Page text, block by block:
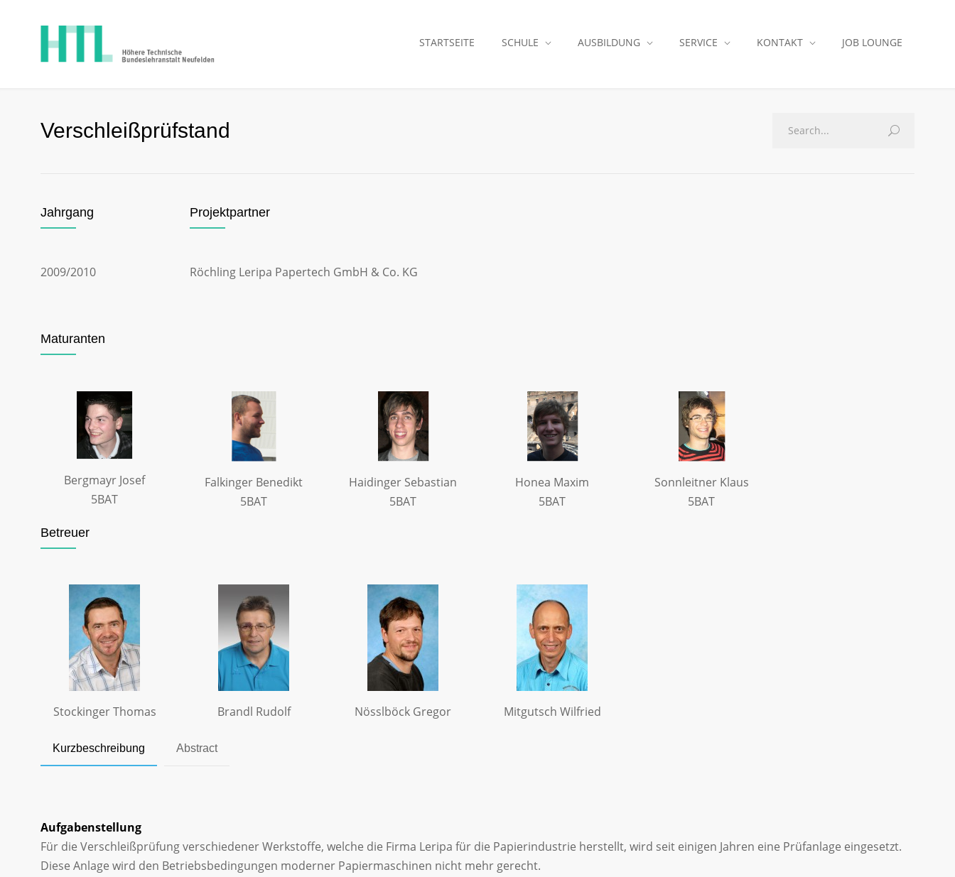
STARTSEITE SCHULE AUSBILDUNG SERVICE KONTAKT JOB LOUNGE
Verschleißprüfstand
Jahrgang
2009/2010
Projektpartner
Röchling Leripa Papertech GmbH & Co. KG
Maturanten
Bergmayr Josef
5BAT
Falkinger Benedikt
5BAT
Haidinger Sebastian
5BAT
Honea Maxim
5BAT
Sonnleitner Klaus
5BAT
Betreuer
Stockinger Thomas Brandl Rudolf Nösslböck Gregor Mitgutsch Wilfried
Kurzbeschreibung Abstract
Aufgabenstellung
Für die Verschleißprüfung verschiedener Werkstoffe, welche die Firma Leripa für die Papierindustrie herstellt, wird seit einigen Jahren eine Prüfanlage eingesetzt.
Diese Anlage wird den Betriebsbedingungen moderner Papiermaschinen nicht mehr gerecht.